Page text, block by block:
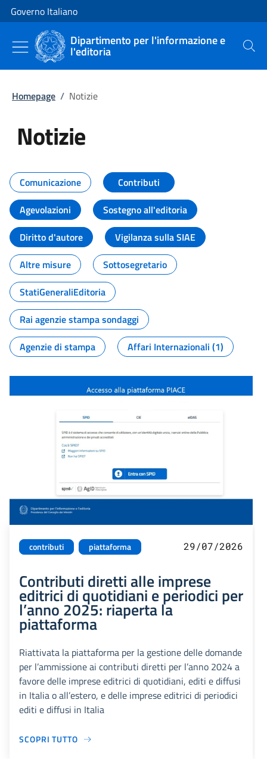
Vai al contenuto
Vai alla navigazione del sito
Governo Italiano
Dipartimento per l'informazione e
l'editoria Cerca
Homepage / Notizie
Notizie
Tutti i contenuti della pagina
Comunicazione
Contributi
Agevolazioni
Sostegno all'editoria
Diritto d'autore
Vigilanza sulla SIAE
Altre misure
Sottosegretario
StatiGeneraliEditoria
Rai agenzie stampa sondaggi
Agenzie di stampa
Affari Internazionali (1)
contributi piattaforma 29/07/2026
Contributi diretti alle imprese
editrici di quotidiani e periodici per
l’anno 2025: riaperta la
piattaforma
Riattivata la piattaforma per la gestione delle domande
per l’ammissione ai contributi diretti per l’anno 2024 a
favore delle imprese editrici di quotidiani, editi e diffusi
in Italia o all’estero, e delle imprese editrici di periodici
editi e diffusi in Italia
SCOPRI TUTTO